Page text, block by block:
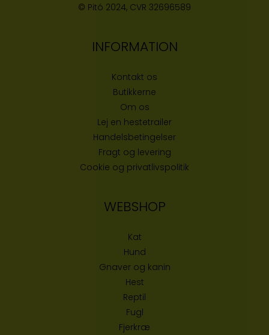
© Pitó 2024, CVR 32696589
INFORMATION
Kontakt os
Butikkerne
Om os
Lej en hestetrailer
Handelsbetingelser
Fragt og levering
Cookie og privatlivspolitik
WEBSHOP
Kat
Hund
Gnaver og kanin
Hest
Reptil
Fugl
Fjerkræ